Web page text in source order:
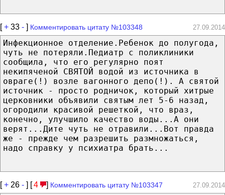
[+ 33 - ] Комментировать цитату №103348 27.09.2014
Инфекционное отделение.Ребенок до полугода,
чуть не потеряли.Педиатр с поликлиники
сообщила, что его регулярно поят
некипяченой СВЯТОЙ водой из источника в
овраге(!) возле вагонного депо(!). А святой
источник - просто родничок, который хитрые
церковники объявили святым лет 5-6 назад,
огородили красивой решеткой, что враз,
конечно, улучшило качество воды...А они
верят...Дите чуть не отравили...Вот правда
же - прежде чем разрешить размножаться,
надо справку у психиатра брать...
[+ 26 - ] [4 ] Комментировать цитату №103347 27.09.2014